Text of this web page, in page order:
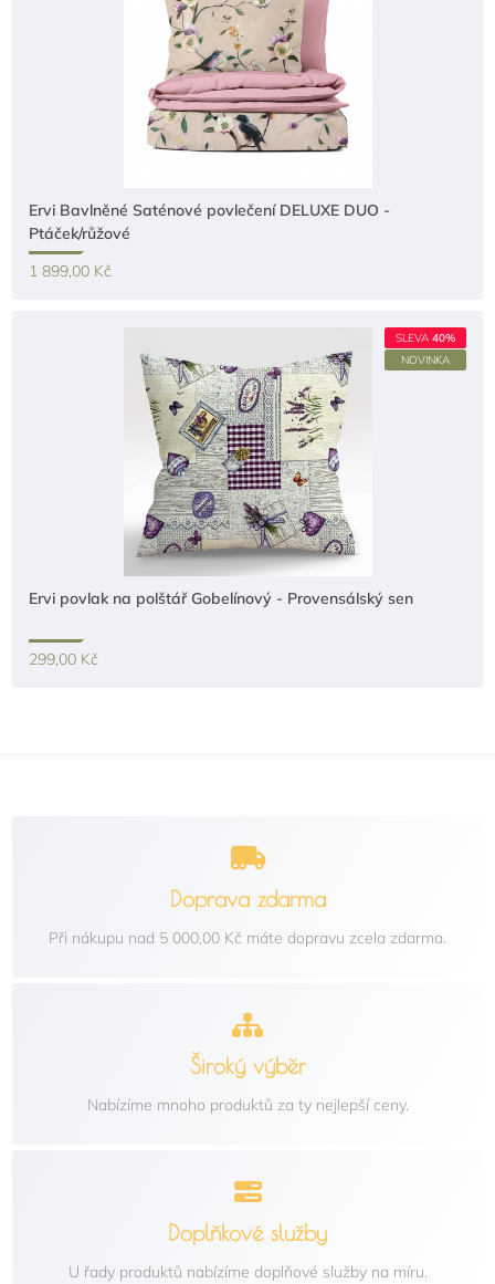
Ervi Bavlněné Saténové povlečení DELUXE DUO -
Ptáček/růžové
1 899,00 Kč
SLEVA 40%
NOVINKA
Ervi povlak na polštář Gobelínový - Provensálský sen
299,00 Kč
Doprava zdarma
Při nákupu nad 5 000,00 Kč máte dopravu zcela zdarma.
Široký výběr
Nabízíme mnoho produktů za ty nejlepší ceny.
Doplňkové služby
U řady produktů nabízíme doplňové služby na míru.